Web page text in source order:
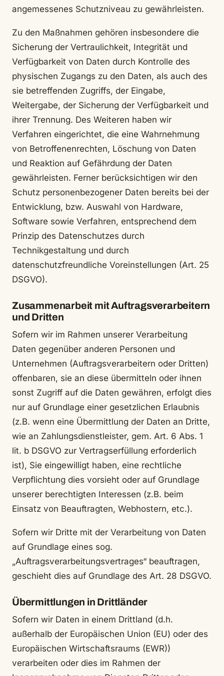
angemessenes Schutzniveau zu gewährleisten.
Zu den Maßnahmen gehören insbesondere die
Sicherung der Vertraulichkeit, Integrität und
Verfügbarkeit von Daten durch Kontrolle des
physischen Zugangs zu den Daten, als auch des
sie betreffenden Zugriffs, der Eingabe,
Weitergabe, der Sicherung der Verfügbarkeit und
ihrer Trennung. Des Weiteren haben wir
Verfahren eingerichtet, die eine Wahrnehmung
von Betroffenenrechten, Löschung von Daten
und Reaktion auf Gefährdung der Daten
gewährleisten. Ferner berücksichtigen wir den
Schutz personenbezogener Daten bereits bei der
Entwicklung, bzw. Auswahl von Hardware,
Software sowie Verfahren, entsprechend dem
Prinzip des Datenschutzes durch
Technikgestaltung und durch
datenschutzfreundliche Voreinstellungen (Art. 25
DSGVO).
Zusammenarbeit mit Auftragsverarbeitern
und Dritten
Sofern wir im Rahmen unserer Verarbeitung
Daten gegenüber anderen Personen und
Unternehmen (Auftragsverarbeitern oder Dritten)
offenbaren, sie an diese übermitteln oder ihnen
sonst Zugriff auf die Daten gewähren, erfolgt dies
nur auf Grundlage einer gesetzlichen Erlaubnis
(z.B. wenn eine Übermittlung der Daten an Dritte,
wie an Zahlungsdienstleister, gem. Art. 6 Abs. 1
lit. b DSGVO zur Vertragserfüllung erforderlich
ist), Sie eingewilligt haben, eine rechtliche
Verpflichtung dies vorsieht oder auf Grundlage
unserer berechtigten Interessen (z.B. beim
Einsatz von Beauftragten, Webhostern, etc.).
Sofern wir Dritte mit der Verarbeitung von Daten
auf Grundlage eines sog.
„Auftragsverarbeitungsvertrages“ beauftragen,
geschieht dies auf Grundlage des Art. 28 DSGVO.
Übermittlungen in Drittländer
Sofern wir Daten in einem Drittland (d.h.
außerhalb der Europäischen Union (EU) oder des
Europäischen Wirtschaftsraums (EWR))
verarbeiten oder dies im Rahmen der